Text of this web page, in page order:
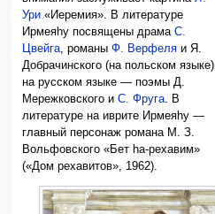
Ури «Иеремия». В литературе
Ирмеяhу посвящены драмаС.
Цвейга , романыФ. Верфеля и Я.
Добрачинского (на польском языке),
на русском языке — поэмы Д.
Мережковского иС. Фруга . В
литературе на иврите Ирмеяhу —
главный персонаж романа М. З.
Вольфовского «Бет hа-рехавим»
(«Дом рехавитов», 1962).